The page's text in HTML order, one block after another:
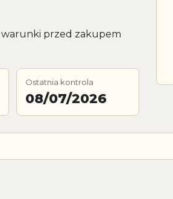
warunki przed zakupem
Ostatnia kontrola
08/07/2026